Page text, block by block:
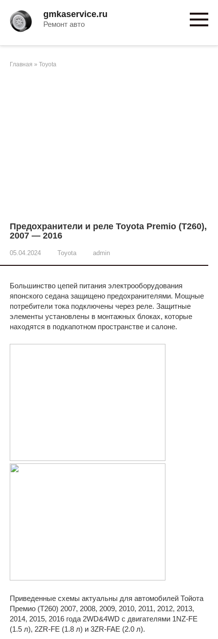
контенту
gmkaservice.ru
Ремонт авто
Главная » Toyota
Предохранители и реле Toyota Premio (T260),
2007 — 2016
05.04.2024 Toyota admin
Большинство цепей питания электрооборудования
японского седана защищено предохранителями. Мощные
потребители тока подключены через реле. Защитные
элементы установлены в монтажных блоках, которые
находятся в подкапотном пространстве и салоне.
Приведенные схемы актуальны для автомобилей Тойота
Премио (T260) 2007, 2008, 2009, 2010, 2011, 2012, 2013,
2014, 2015, 2016 года 2WD&4WD с двигателями 1NZ-FE
(1.5 л), 2ZR-FE (1.8 л) и 3ZR-FAE (2.0 л).